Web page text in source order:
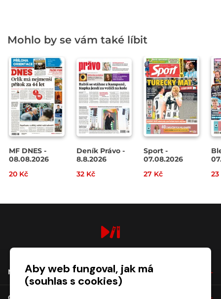
Mohlo by se vám také líbit
MF DNES -
08.08.2026
20 Kč
Deník Právo -
8.8.2026
32 Kč
Sport -
07.08.2026
27 Kč
23
NÁKUPAby web fungoval, jak má
(souhlas s cookies)